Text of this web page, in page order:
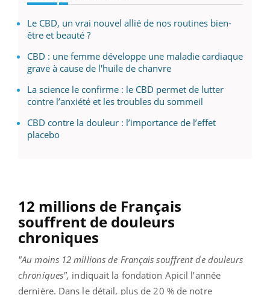
Le CBD, un vrai nouvel allié de nos routines bien-
être et beauté ?
CBD : une femme développe une maladie cardiaque
grave à cause de l'huile de chanvre
La science le confirme : le CBD permet de lutter
contre l’anxiété et les troubles du sommeil
CBD contre la douleur : l’importance de l’effet
placebo
12 millions de Français
souffrent de douleurs
chroniques
"Au moins 12 millions de Français souffrent de douleurs
chroniques", indiquait la fondation Apicil l’année
dernière. Dans le détail, plus de 20 % de notre